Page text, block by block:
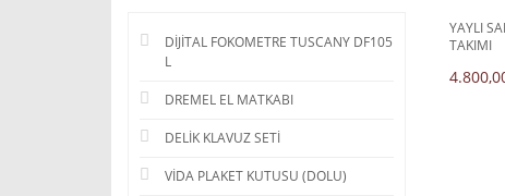
DİJİTAL FOKOMETRE TUSCANY DF105
L
DREMEL EL MATKABI
DELİK KLAVUZ SETİ
VİDA PLAKET KUTUSU (DOLU)
YAYLI
TAKIMI